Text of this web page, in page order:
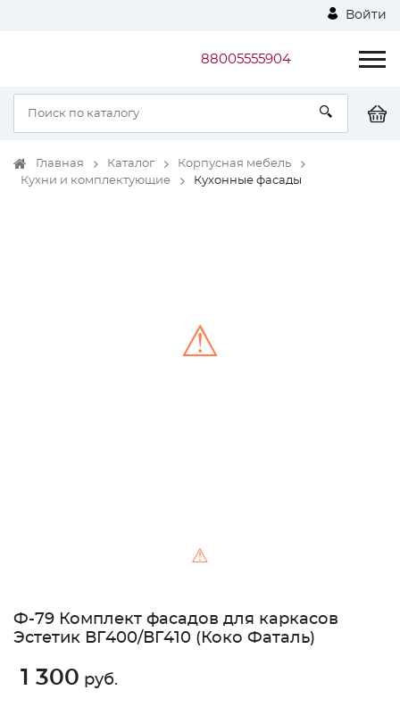
Войти
88005555904
Главная Каталог
Корпусная мебель
Кухни и комплектующие
Кухонные фасады
⚠
⚠
Ф-79 Комплект фасадов для каркасов
Эстетик ВГ400/ВГ410 (Коко Фаталь)
1 300 руб.